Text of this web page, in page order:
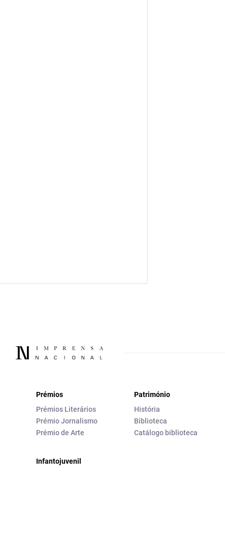
Prémios
Prémios Literários
Prémio Jornalismo
Prémio de Arte
Infantojuvenil
Património
História
Biblioteca
Catálogo biblioteca